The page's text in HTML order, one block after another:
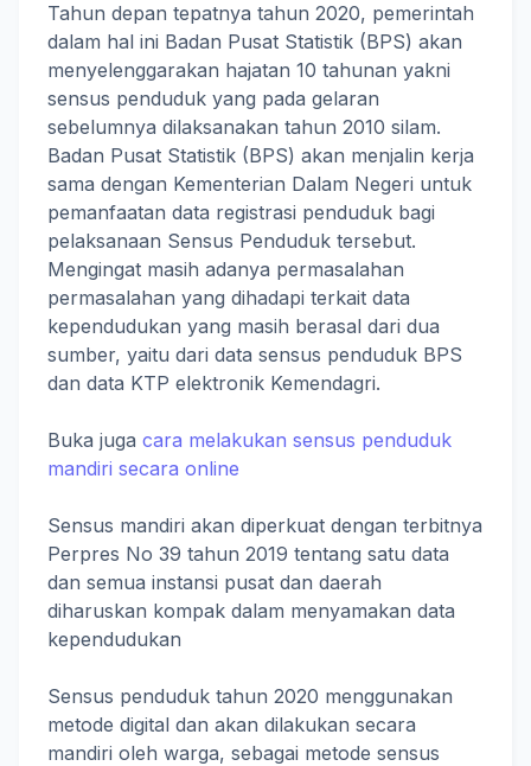
Tahun depan tepatnya tahun 2020, pemerintah
dalam hal ini Badan Pusat Statistik (BPS) akan
menyelenggarakan hajatan 10 tahunan yakni
sensus penduduk yang pada gelaran
sebelumnya dilaksanakan tahun 2010 silam.
Badan Pusat Statistik (BPS) akan menjalin kerja
sama dengan Kementerian Dalam Negeri untuk
pemanfaatan data registrasi penduduk bagi
pelaksanaan Sensus Penduduk tersebut.
Mengingat masih adanya permasalahan
permasalahan yang dihadapi terkait data
kependudukan yang masih berasal dari dua
sumber, yaitu dari data sensus penduduk BPS
dan data KTP elektronik Kemendagri.
Buka juga cara melakukan sensus penduduk
mandiri secara online
Sensus mandiri akan diperkuat dengan terbitnya
Perpres No 39 tahun 2019 tentang satu data
dan semua instansi pusat dan daerah
diharuskan kompak dalam menyamakan data
kependudukan
Sensus penduduk tahun 2020 menggunakan
metode digital dan akan dilakukan secara
mandiri oleh warga, sebagai metode sensus